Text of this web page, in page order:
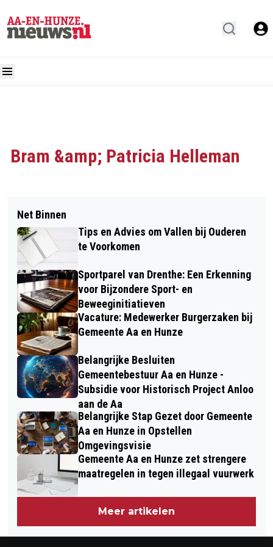
Bram &amp; Patricia Helleman
Net Binnen
Tips en Advies om Vallen bij Ouderen
te Voorkomen
Sportparel van Drenthe: Een Erkenning
voor Bijzondere Sport- en
Beweeginitiatieven
Vacature: Medewerker Burgerzaken bij
Gemeente Aa en Hunze
Belangrijke Besluiten
Gemeentebestuur Aa en Hunze -
Subsidie voor Historisch Project Anloo
aan de Aa
Belangrijke Stap Gezet door Gemeente
Aa en Hunze in Opstellen
Omgevingsvisie
Gemeente Aa en Hunze zet strengere
maatregelen in tegen illegaal vuurwerk
Meer artikelen